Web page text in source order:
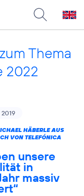
Thema
2022
HÄBERLE AUS
VON TELEFÓNICA
unsere
in
massiv